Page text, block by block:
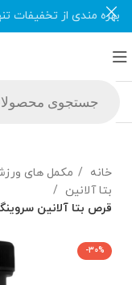
خانه مکمل های
بتا آلانین
قرص بتا آلانین سروینگ 3400 میلی گرم یوروویتال 120
-30%
بهره مندی از تخفیفات